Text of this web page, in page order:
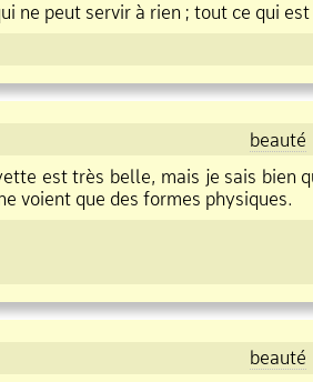
ne peut servir à rien ; tout ce qui
beauté
est très belle, mais je sais bien
voient que des formes physiques.
beauté